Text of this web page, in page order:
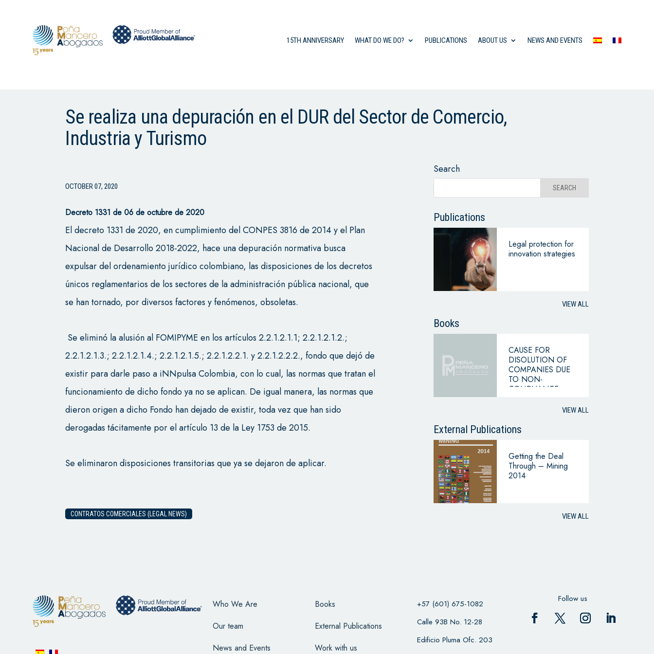
15TH ANNIVERSARY WHAT DO WE DO? PUBLICATIONS ABOUT US NEWS AND EVENTS
Se realiza una depuración en el DUR del Sector de Comercio,
Industria y Turismo
OCTOBER 07, 2020
Decreto 1331 de 06 de octubre de 2020
El decreto 1331 de 2020, en cumplimiento del CONPES 3816 de 2014 y el Plan
Nacional de Desarrollo 2018-2022, hace una depuración normativa busca
expulsar del ordenamiento jurídico colombiano, las disposiciones de los decretos
únicos reglamentarios de los sectores de la administración pública nacional, que
se han tornado, por diversos factores y fenómenos, obsoletas.
Se eliminó la alusión al FOMIPYME en los artículos 2.2.1.2.1.1; 2.2.1.2.1.2.;
2.2.1.2.1.3.; 2.2.1.2.1.4.; 2.2.1.2.1.5.; 2.2.1.2.2.1. y 2.2.1.2.2.2., fondo que dejó de
existir para darle paso a iNNpulsa Colombia, con lo cual, las normas que tratan el
funcionamiento de dicho fondo ya no se aplican. De igual manera, las normas que
dieron origen a dicho Fondo han dejado de existir, toda vez que han sido
derogadas tácitamente por el artículo 13 de la Ley 1753 de 2015.
Se eliminaron disposiciones transitorias que ya se dejaron de aplicar.
CONTRATOS COMERCIALES (LEGAL NEWS)
Search
Publications
Legal protection for
innovation strategies
VIEW ALL
Books
CAUSE FOR
DISOLUTION OF
COMPANIES DUE
TO NON-
COMPLIANCE
HYPOTHESIS OF
BUSINESS
VIEW ALL
External Publications
Getting the Deal
Through – Mining
2014
VIEW ALL
Who We Are
Our team
News and Events
Books
External Publications
Work with us
+57 (601) 675-1082
Calle 93B No. 12-28
Edificio Pluma Ofc. 203
Follow us